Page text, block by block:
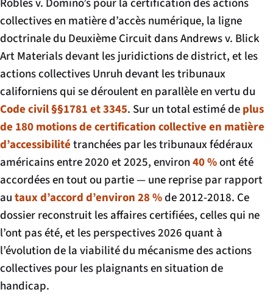
collectives en matière d’accès numérique, la ligne
doctrinale du Deuxième Circuit dansAndrews v. Blick
Art Materialsdevant les juridictions de district, et les
actions collectives Unruh devant les tribunaux
californiens qui se déroulent en parallèle en vertu du
Code civil §§1781 et 3345. Sur un total estimé deplus
de 180 motions de certification collective en matière
d’accessibilitétranchées par les tribunaux fédéraux
américains entre 2020 et 2025, environ40 %ont été
accordées en tout ou partie — une reprise par rapport
autaux d’accord d’environ 28 %de 2012-2018. Ce
dossier reconstruit les affaires certifiées, celles qui ne
l’ont pas été, et les perspectives 2026 quant à
l’évolution de la viabilité du mécanisme des actions
collectives pour les plaignants en situation de
handicap.